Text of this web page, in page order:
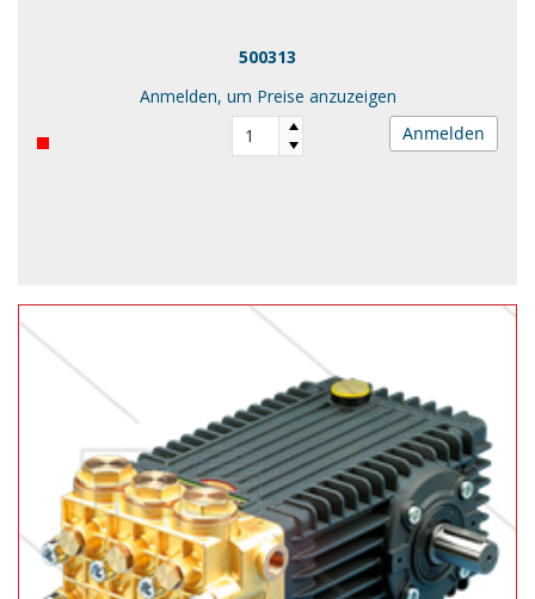
500313
Anmelden, um Preise anzuzeigen
Anmelden